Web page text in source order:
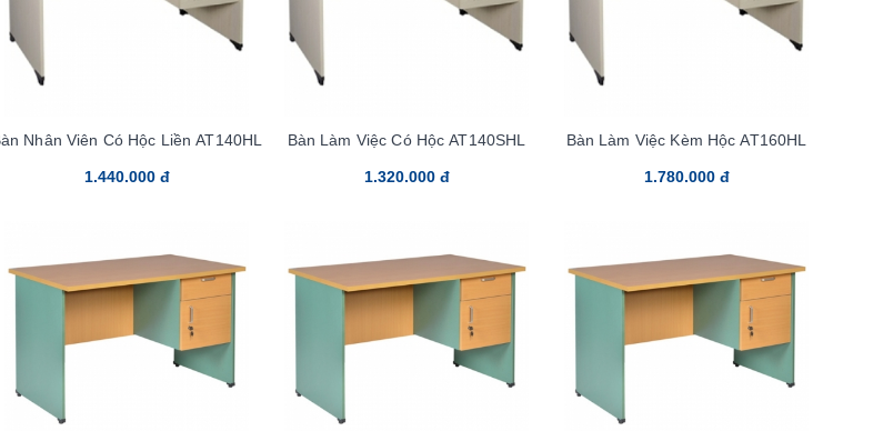
Nhân Viên Có Hộc Liền AT140HL
1.440.000 đ
Bàn Làm Việc Có Hộc AT140SHL
1.320.000 đ
Bàn Làm Việc Kèm Hộc AT160HL
1.780.000 đ